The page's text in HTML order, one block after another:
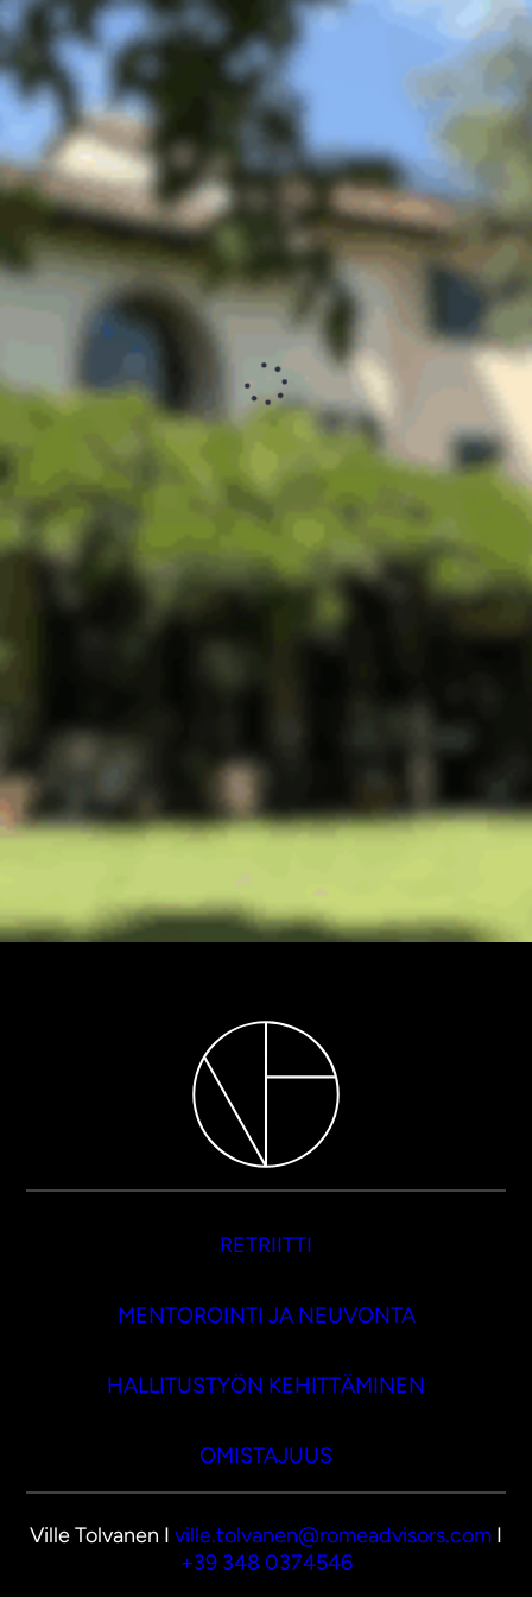
RETRIITTI
MENTOROINTI JA NEUVONTA
HALLITUSTYÖN KEHITTÄMINEN
OMISTAJUUS
Ville Tolvanen I ville.tolvanen@romeadvisors.com I
+39 348 0374546